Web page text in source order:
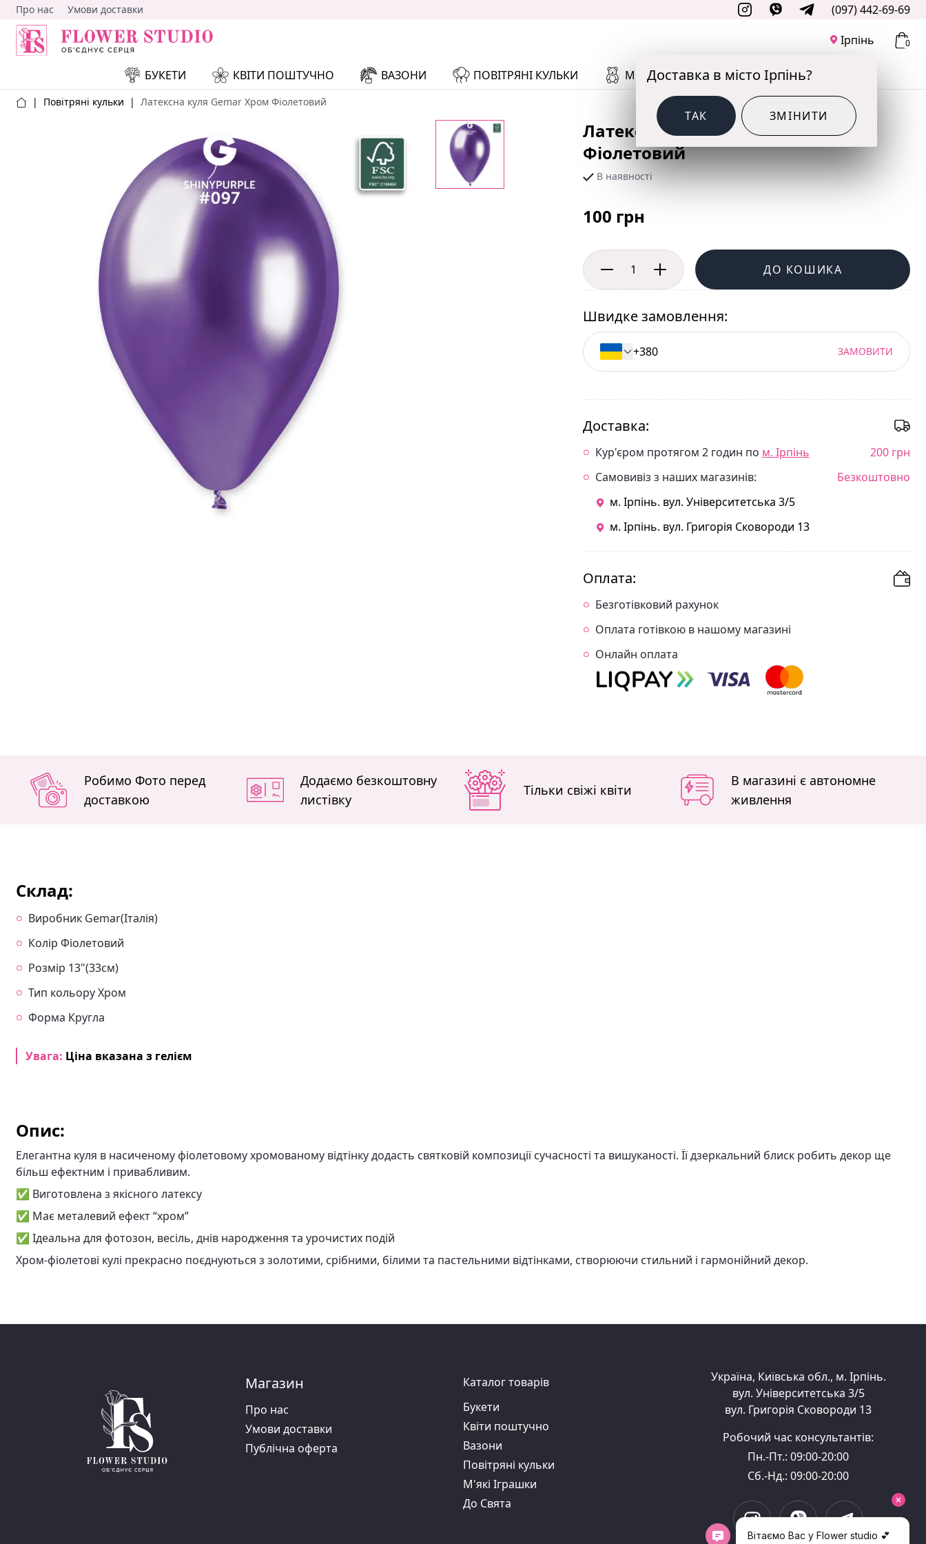
Про нас Умови доставки
(097) 442-69-69
Ірпінь
Доставка в місто Ірпінь?
ТАК ЗМІНИТИ
0
БУКЕТИ КВІТИ ПОШТУЧНО ВАЗОНИ ПОВІТРЯНІ КУЛЬКИ М'ЯКІ ІГРАШКИ ДО СВЯТА
| Повітряні кульки | Латексна куля Gemar Хром Фіолетовий
Латексна куля Gemar Хром
Фіолетовий
В наявності
100 грн
ДО КОШИКА
Швидке замовлення:
ЗАМОВИТИ
Доставка:
Кур'єром протягом 2 годин по м. Ірпінь
200 грн
Самовивіз з наших магазинів:
Безкоштовно
м. Ірпінь. вул. Університетська 3/5
м. Ірпінь. вул. Григорія Сковороди 13
Оплата:
Безготівковий рахунок
Оплата готівкою в нашому магазині
Онлайн оплата
Робимо Фото перед
доставкою
Додаємо безкоштовну
листівку
Тільки свіжі квіти
В магазині є автономне
живлення
Склад:
Виробник Gemar(Італія)
Колір Фіолетовий
Розмір 13"(33см)
Тип кольору Хром
Форма Кругла
Увага: Ціна вказана з гелієм
Опис:
Елегантна куля в насиченому фіолетовому хромованому відтінку додасть святковій композиції сучасності та вишуканості. Її дзеркальний блиск робить декор ще
більш ефектним і привабливим.
✅ Виготовлена з якісного латексу
✅ Має металевий ефект “хром”
✅ Ідеальна для фотозон, весіль, днів народження та урочистих подій
Хром-фіолетові кулі прекрасно поєднуються з золотими, срібними, білими та пастельними відтінками, створюючи стильний і гармонійний декор.
Україна, Київська обл., м. Ірпінь.
вул. Університетська 3/5
вул. Григорія Сковороди 13
Робочий час консультантів:
Пн.-Пт.: 09:00-20:00
Сб.-Нд.: 09:00-20:00
Магазин
Про нас
Умови доставки
Публiчна оферта
Каталог товарів
Букети
Квіти поштучно
Вазони
Повітряні кульки
М'які Іграшки
До Свята